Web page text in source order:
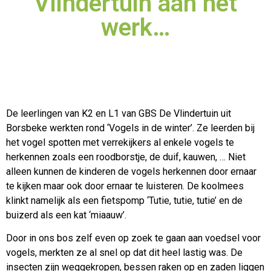
werk…
De leerlingen van K2 en L1 van GBS De Vlindertuin uit
Borsbeke werkten rond ‘Vogels in de winter’. Ze leerden bij
het vogel spotten met verrekijkers al enkele vogels te
herkennen zoals een roodborstje, de duif, kauwen, … Niet
alleen kunnen de kinderen de vogels herkennen door ernaar
te kijken maar ook door ernaar te luisteren. De koolmees
klinkt namelijk als een fietspomp ‘Tutie, tutie, tutie’ en de
buizerd als een kat ‘miaauw’.
Door in ons bos zelf even op zoek te gaan aan voedsel voor
vogels, merkten ze al snel op dat dit heel lastig was. De
insecten zijn weggekropen, bessen raken op en zaden liggen